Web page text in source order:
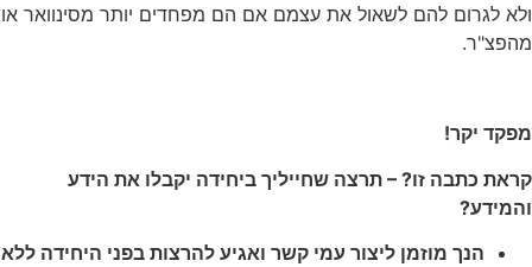
ולא לגרום להם לשאול את עצמם אם הם מפחדים יותר מסינוואר או
מהפצ"ר.
מפקד יקר!
קראת כתבה זו? – תרצה שחייליך ביחידה יקבלו את הידע
והמידע?
הנך מוזמן ליצור עמי קשר ואגיע להרצות בפני היחידה ללא